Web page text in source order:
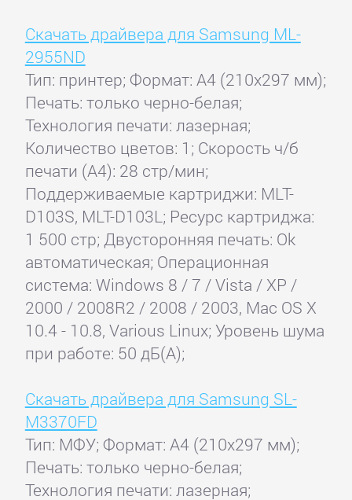
Скачать драйвера для Samsung ML-
2955ND
Тип: принтер; Формат: A4 (210x297 мм);
Печать: только черно-белая;
Технология печати: лазерная;
Количество цветов: 1; Скорость ч/б
печати (А4): 28 стр/мин;
Поддерживаемые картриджи: MLT-
D103S, MLT-D103L; Ресурс картриджа:
1 500 стр; Двусторонняя печать: Ok
автоматическая; Операционная
система: Windows 8 / 7 / Vista / XP /
2000 / 2008R2 / 2008 / 2003, Mac OS X
10.4 - 10.8, Various Linux; Уровень шума
при работе: 50 дБ(А);
Скачать драйвера для Samsung SL-
M3370FD
Тип: МФУ; Формат: A4 (210x297 мм);
Печать: только черно-белая;
Технология печати: лазерная;